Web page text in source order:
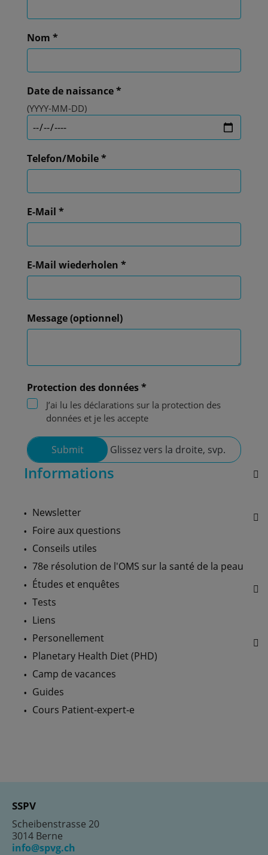
Nom *
Date de naissance*
(YYYY-MM-DD)
Telefon/Mobile*
E-Mail *
E-Mail wiederholen *
Message(optionnel)
Protection des données *
J’ai lu les déclarations sur la protection des
données et je les accepte
Submit Glissez vers la droite, svp.
Informations
Newsletter
Foire aux questions
Conseils utiles
78e résolution de l'OMS sur la santé de la peau
Études et enquêtes
Tests
Liens
Personellement
Planetary Health Diet (PHD)
Camp de vacances
Guides
Cours Patient-expert-e
SSPV
Scheibenstrasse 20
3014 Berne
info@spvg.ch